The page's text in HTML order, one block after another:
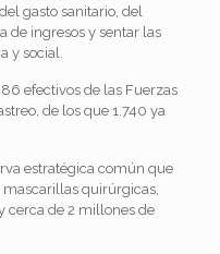
gasto sanitario, del
de ingresos y sentar las
y social.
efectivos de las Fuerzas
de los que 1.740 ya
estratégica común que
quirúrgicas,
cerca de 2 millones de